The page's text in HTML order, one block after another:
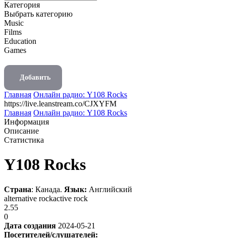
Категория
Выбрать категорию
Music
Films
Education
Games
Добавить
Главная Онлайн радио: Y108 Rocks
https://live.leanstream.co/CJXYFM
Главная Онлайн радио: Y108 Rocks
Информация
Описание
Статистика
Y108 Rocks
Страна: Канада. Язык: Английский
alternative rockactive rock
2.55
0
Дата создания 2024-05-21
Посетителей/слушателей: